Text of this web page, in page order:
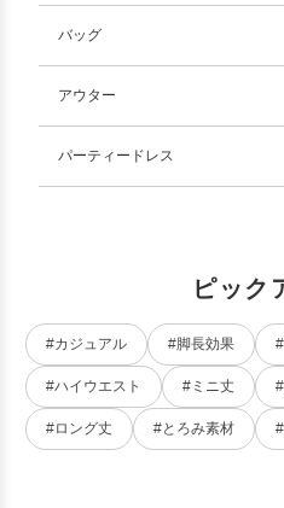
バッグ
アウター
パーティードレス
ピック
#カジュアル #脚長効果
#ハイウエスト #ミニ丈
#ロング丈 #とろみ素材